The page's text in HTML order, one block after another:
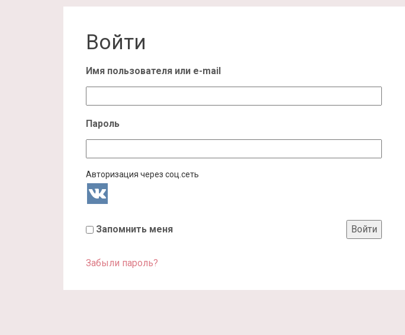
Войти
Имя пользователя или e-mail
Пароль
Авторизация через соц.сеть
Запомнить меня
Забыли пароль?